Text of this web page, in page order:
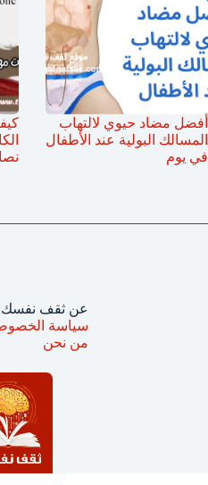
أفضل مضاد حيوي لالتهاب
المسالك البولية عند الأطفال
في يوم
عن ثقف نفسك
سياسة
من نحن